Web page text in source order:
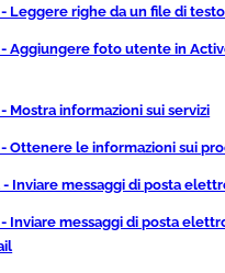
Leggere righe da un file di testo
Aggiungere foto utente in
Mostra informazioni sui servizi
Ottenere le informazioni sui
Inviare messaggi di posta
Inviare messaggi di posta